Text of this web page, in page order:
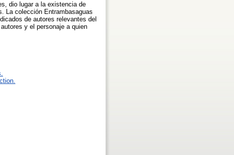
dio lugar a la existencia de
La colección Entrambasaguas
de autores relevantes del
y el personaje a quien